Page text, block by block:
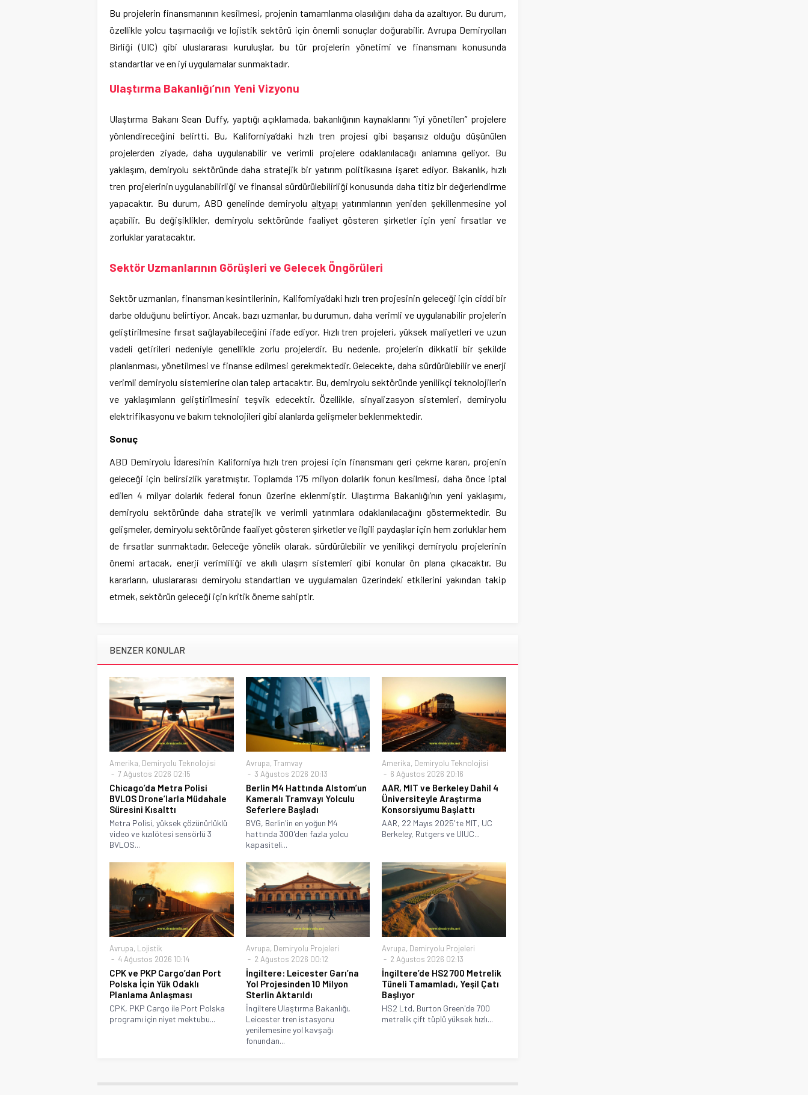
Bu projelerin finansmanının kesilmesi, projenin tamamlanma olasılığını daha da azaltıyor. Bu durum,
özellikle yolcu taşımacılığı ve lojistik sektörü için önemli sonuçlar doğurabilir. Avrupa Demiryolları
Birliği (UIC) gibi uluslararası kuruluşlar, bu tür projelerin yönetimi ve finansmanı konusunda
standartlar ve en iyi uygulamalar sunmaktadır.
Ulaştırma Bakanlığı’nın Yeni Vizyonu
Ulaştırma Bakanı Sean Duffy, yaptığı açıklamada, bakanlığının kaynaklarını “iyi yönetilen” projelere
yönlendireceğini belirtti. Bu, Kaliforniya’daki hızlı tren projesi gibi başarısız olduğu düşünülen
projelerden ziyade, daha uygulanabilir ve verimli projelere odaklanılacağı anlamına geliyor. Bu
yaklaşım, demiryolu sektöründe daha stratejik bir yatırım politikasına işaret ediyor. Bakanlık, hızlı
tren projelerinin uygulanabilirliği ve finansal sürdürülebilirliği konusunda daha titiz bir değerlendirme
yapacaktır. Bu durum, ABD genelinde demiryolualtyapı yatırımlarının yeniden şekillenmesine yol
açabilir. Bu değişiklikler, demiryolu sektöründe faaliyet gösteren şirketler için yeni fırsatlar ve
zorluklar yaratacaktır.
Sektör Uzmanlarının Görüşleri ve Gelecek Öngörüleri
Sektör uzmanları, finansman kesintilerinin, Kaliforniya’daki hızlı tren projesinin geleceği için ciddi bir
darbe olduğunu belirtiyor. Ancak, bazı uzmanlar, bu durumun, daha verimli ve uygulanabilir projelerin
geliştirilmesine fırsat sağlayabileceğini ifade ediyor. Hızlı tren projeleri, yüksek maliyetleri ve uzun
vadeli getirileri nedeniyle genellikle zorlu projelerdir. Bu nedenle, projelerin dikkatli bir şekilde
planlanması, yönetilmesi ve finanse edilmesi gerekmektedir. Gelecekte, daha sürdürülebilir ve enerji
verimli demiryolu sistemlerine olan talep artacaktır. Bu, demiryolu sektöründe yenilikçi teknolojilerin
ve yaklaşımların geliştirilmesini teşvik edecektir. Özellikle, sinyalizasyon sistemleri, demiryolu
elektrifikasyonu ve bakım teknolojileri gibi alanlarda gelişmeler beklenmektedir.
Sonuç
ABD Demiryolu İdaresi’nin Kaliforniya hızlı tren projesi için finansmanı geri çekme kararı, projenin
geleceği için belirsizlik yaratmıştır. Toplamda 175 milyon dolarlık fonun kesilmesi, daha önce iptal
edilen 4 milyar dolarlık federal fonun üzerine eklenmiştir. Ulaştırma Bakanlığı’nın yeni yaklaşımı,
demiryolu sektöründe daha stratejik ve verimli yatırımlara odaklanılacağını göstermektedir. Bu
gelişmeler, demiryolu sektöründe faaliyet gösteren şirketler ve ilgili paydaşlar için hem zorluklar hem
de fırsatlar sunmaktadır. Geleceğe yönelik olarak, sürdürülebilir ve yenilikçi demiryolu projelerinin
önemi artacak, enerji verimliliği ve akıllı ulaşım sistemleri gibi konular ön plana çıkacaktır. Bu
kararların, uluslararası demiryolu standartları ve uygulamaları üzerindeki etkilerini yakından takip
etmek, sektörün geleceği için kritik öneme sahiptir.
BENZER KONULAR
Amerika, Demiryolu Teknolojisi
7 Ağustos 2026 02:15
Chicago’da Metra Polisi
BVLOS Drone’larla Müdahale
Süresini Kısalttı
Metra Polisi, yüksek çözünürlüklü
video ve kızılötesi sensörlü 3
BVLOS...
Avrupa, Tramvay
3 Ağustos 2026 20:13
Berlin M4 Hattında Alstom’un
Kameralı Tramvayı Yolculu
Seferlere Başladı
BVG, Berlin'in en yoğun M4
hattında 300'den fazla yolcu
kapasiteli...
Amerika, Demiryolu Teknolojisi
6 Ağustos 2026 20:16
AAR, MIT ve Berkeley Dahil 4
Üniversiteyle Araştırma
Konsorsiyumu Başlattı
AAR, 22 Mayıs 2025'te MIT, UC
Berkeley, Rutgers ve UIUC...
Avrupa, Lojistik
4 Ağustos 2026 10:14
CPK ve PKP Cargo’dan Port
Polska İçin Yük Odaklı
Planlama Anlaşması
CPK, PKP Cargo ile Port Polska
programı için niyet mektubu...
Avrupa, Demiryolu Projeleri
2 Ağustos 2026 00:12
İngiltere: Leicester Garı’na
Yol Projesinden 10 Milyon
Sterlin Aktarıldı
İngiltere Ulaştırma Bakanlığı,
Leicester tren istasyonu
yenilemesine yol kavşağı
fonundan...
Avrupa, Demiryolu Projeleri
2 Ağustos 2026 02:13
İngiltere’de HS2 700 Metrelik
Tüneli Tamamladı, Yeşil Çatı
Başlıyor
HS2 Ltd, Burton Green'de 700
metrelik çift tüplü yüksek hızlı...